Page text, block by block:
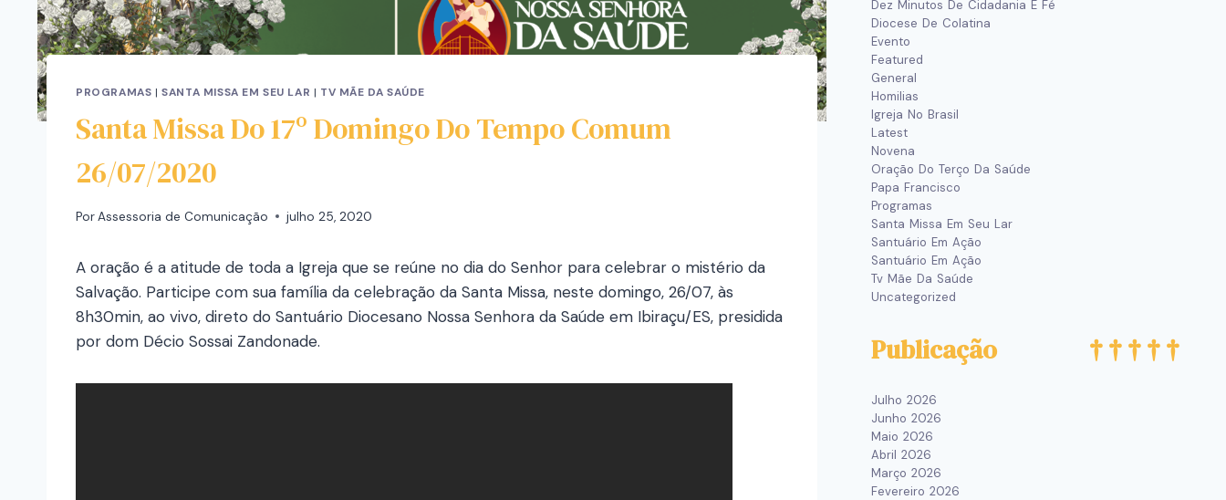
PROGRAMAS |SANTA MISSA EM SEU LAR | TV MÃE DA SAÚDE
Santa Missa Do 17º Domingo Do Tempo Comum
26/07/2020
PorAssessoria de Comunicação julho 25, 2020
A oração é a atitude de toda a Igreja que se reúne no dia do Senhor para celebrar o mistério da
Salvação. Participe com sua família da celebração da Santa Missa, neste domingo, 26/07, às
8h30min, ao vivo, direto do Santuário Diocesano Nossa Senhora da Saúde em Ibiraçu/ES, presidida
por dom Décio Sossai Zandonade.
Dez Minutos De Cidadania E Fé
Diocese De Colatina
Evento
Featured
General
Homilias
Igreja No Brasil
Latest
Novena
Oração Do Terço Da Saúde
Papa Francisco
Programas
Santa Missa Em Seu Lar
Santuário Em Ação
Santuário Em Ação
Tv Mãe Da Saúde
Uncategorized
Publicação
Julho 2026
Junho 2026
Maio 2026
Abril 2026
Março 2026
Fevereiro 2026